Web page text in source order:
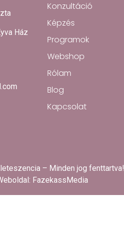
Ház
Konzultáció
Képzés
Programok
Webshop
Rólam
Blog
Kapcsolat
– Minden jog fenttartva!
FazekassMedia